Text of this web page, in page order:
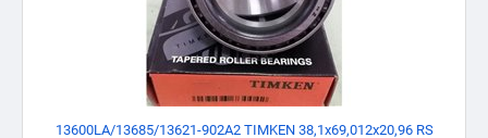
13600LA/13685/13621-902A2 TIMKEN 38,1x69,012x20,96 RS